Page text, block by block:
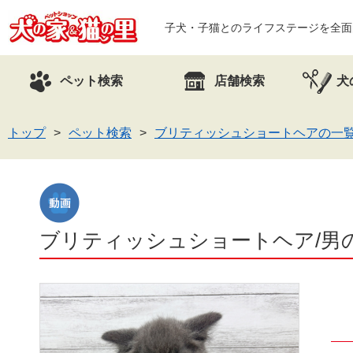
子犬・子猫とのライフステージを全
ペット検索 店舗検索 犬
トップ ペット検索 ブリティッシュショートヘアの一
ブリティッシュショートヘア/男